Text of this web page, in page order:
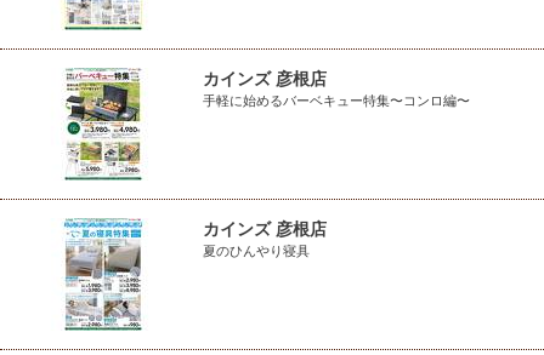
カインズ 彦根店
手軽に始めるバーベキュー特集〜コンロ編〜
カインズ 彦根店
夏のひんやり寝具